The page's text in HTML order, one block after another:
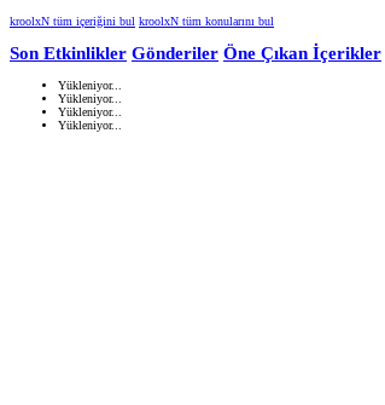
kroolxN tüm içeriğini bul kroolxN tüm konularını bul
Son Etkinlikler Gönderiler Öne Çıkan İçerikler
Yükleniyor...
Yükleniyor...
Yükleniyor...
Yükleniyor...